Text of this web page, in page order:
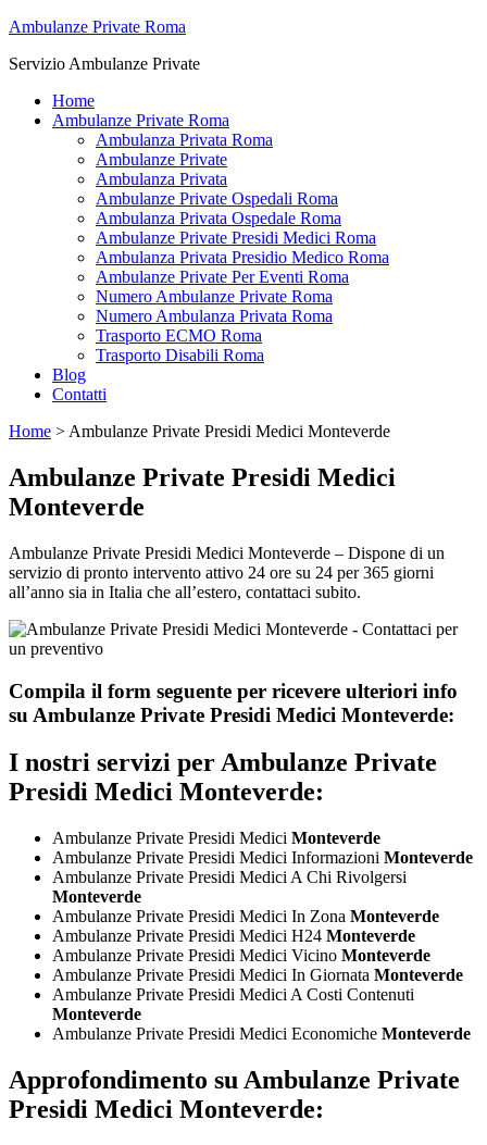
Ambulanze Private Roma
Servizio Ambulanze Private
Home
Ambulanze Private Roma
Ambulanza Privata Roma
Ambulanze Private
Ambulanza Privata
Ambulanze Private Ospedali Roma
Ambulanza Privata Ospedale Roma
Ambulanze Private Presidi Medici Roma
Ambulanza Privata Presidio Medico Roma
Ambulanze Private Per Eventi Roma
Numero Ambulanze Private Roma
Numero Ambulanza Privata Roma
Trasporto ECMO Roma
Trasporto Disabili Roma
Blog
Contatti
Home > Ambulanze Private Presidi Medici Monteverde
Ambulanze Private Presidi Medici
Monteverde
Ambulanze Private Presidi Medici Monteverde – Dispone di un
servizio di pronto intervento attivo 24 ore su 24 per 365 giorni
all’anno sia in Italia che all’estero, contattaci subito.
Compila il form seguente per ricevere ulteriori info
su Ambulanze Private Presidi Medici Monteverde:
I nostri servizi perAmbulanze Private
Presidi Medici Monteverde:
Ambulanze Private Presidi Medici Monteverde
Ambulanze Private Presidi Medici Informazioni Monteverde
Ambulanze Private Presidi Medici A Chi Rivolgersi
Monteverde
Ambulanze Private Presidi Medici In Zona Monteverde
Ambulanze Private Presidi Medici H24 Monteverde
Ambulanze Private Presidi Medici Vicino Monteverde
Ambulanze Private Presidi Medici In Giornata Monteverde
Ambulanze Private Presidi Medici A Costi Contenuti
Monteverde
Ambulanze Private Presidi Medici Economiche Monteverde
Approfondimento suAmbulanze Private
Presidi Medici Monteverde: